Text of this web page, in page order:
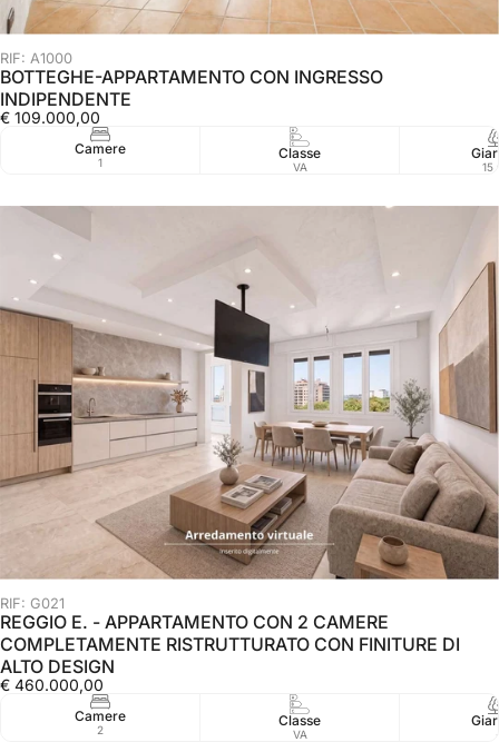
RIF: A1000
BOTTEGHE-APPARTAMENTO CON INGRESSO
INDIPENDENTE
€ 109.000,00
Camere
1
Classe
VA 15
RIF: G021
REGGIO E. - APPARTAMENTO CON 2 CAMERE
COMPLETAMENTE RISTRUTTURATO CON FINITURE DI
ALTO DESIGN
€ 460.000,00
Camere
2
Classe
VA